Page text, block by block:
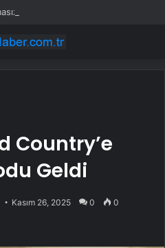
Country’e
Geldi
Kasım 26, 2025 0 0